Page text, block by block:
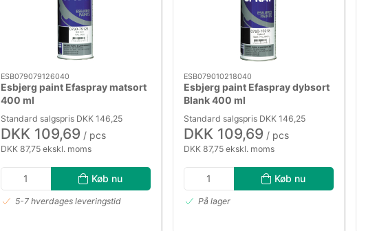
ESB079079126040
Esbjerg paint Efaspray matsort
400 ml
Standard salgspris DKK 146,25
DKK 109,69 / pcs
DKK 87,75 ekskl. moms
Køb nu
5-7 hverdages leveringstid
ESB079010218040
Esbjerg paint Efaspray dybsort
Blank 400 ml
Standard salgspris DKK 146,25
DKK 109,69 / pcs
DKK 87,75 ekskl. moms
Køb nu
På lager